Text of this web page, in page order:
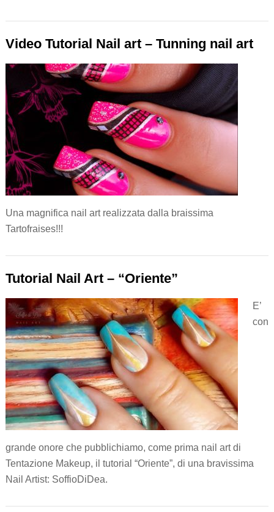
Video Tutorial Nail art – Tunning nail art
Una magnifica nail art realizzata dalla braissima
Tartofraises!!!
Tutorial Nail Art – “Oriente”
E’
con
grande onore che pubblichiamo, come prima nail art di
Tentazione Makeup, il tutorial “Oriente”, di una bravissima
Nail Artist: SoffioDiDea.